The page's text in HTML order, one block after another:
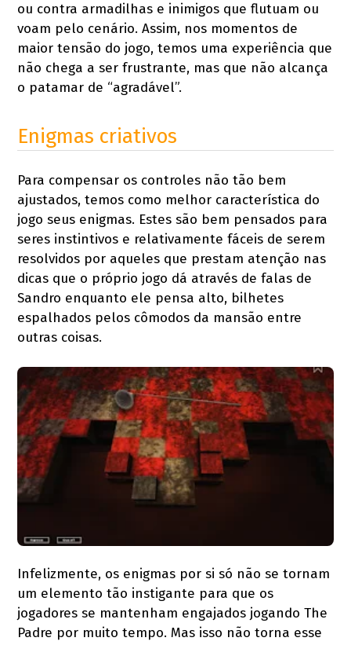
ou contra armadilhas e inimigos que flutuam ou
voam pelo cenário. Assim, nos momentos de
maior tensão do jogo, temos uma experiência que
não chega a ser frustrante, mas que não alcança
o patamar de “agradável”.
Enigmas criativos
Para compensar os controles não tão bem
ajustados, temos como melhor característica do
jogo seus enigmas. Estes são bem pensados para
seres instintivos e relativamente fáceis de serem
resolvidos por aqueles que prestam atenção nas
dicas que o próprio jogo dá através de falas de
Sandro enquanto ele pensa alto, bilhetes
espalhados pelos cômodos da mansão entre
outras coisas.
Infelizmente, os enigmas por si só não se tornam
um elemento tão instigante para que os
jogadores se mantenham engajados jogando The
Padre por muito tempo. Mas isso não torna esse